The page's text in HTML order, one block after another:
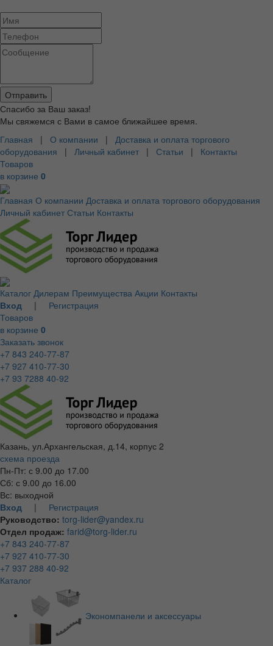
Спасибо за Ваш заказ!
Мы свяжемся с Вами в самое ближайшее время.
Главная | О компании | Доставка и оплата торгового
оборудования | Личный кабинет | Статьи | Контакты
Товаров
в корзине 0
Главная О компании Доставка и оплата торгового оборудования
Личный кабинет Статьи Контакты
Каталог Дилерам Преимущества Акции Контакты
Вход | Регистрация
Товаров
в корзине 0
Заказать звонок
+7 843 240-77-87
+7 927 410-77-30
+7 93 7288 40-92
Казань, ул.Архангельская, д.14, корпус 2
схема проезда
Пн-Пт: с 9.00 до 17.00
Сб: с 9.00 до 16.00
Вс: выходной
Вход | Регистрация
Руководство: torg-lider@yandex.ru
Отдел продаж: farid@torg-lider.ru
+7 843 240-77-87
+7 927 410-77-30
+7 937 288 40-92
Каталог
Экономпанели и аксессуары